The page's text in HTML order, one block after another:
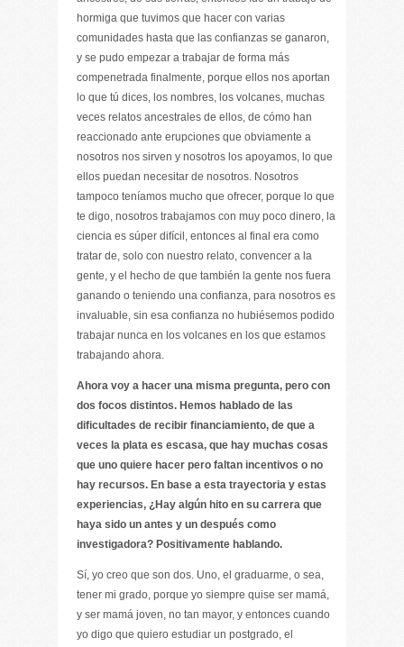
hormiga que tuvimos que hacer con varias
comunidades hasta que las confianzas se ganaron,
y se pudo empezar a trabajar de forma más
compenetrada finalmente, porque ellos nos aportan
lo que tú dices, los nombres, los volcanes, muchas
veces relatos ancestrales de ellos, de cómo han
reaccionado ante erupciones que obviamente a
nosotros nos sirven y nosotros los apoyamos, lo que
ellos puedan necesitar de nosotros. Nosotros
tampoco teníamos mucho que ofrecer, porque lo que
te digo, nosotros trabajamos con muy poco dinero, la
ciencia es súper difícil, entonces al final era como
tratar de, solo con nuestro relato, convencer a la
gente, y el hecho de que también la gente nos fuera
ganando o teniendo una confianza, para nosotros es
invaluable, sin esa confianza no hubiésemos podido
trabajar nunca en los volcanes en los que estamos
trabajando ahora.
Ahora voy a hacer una misma pregunta, pero con
dos focos distintos. Hemos hablado de las
dificultades de recibir financiamiento, de que a
veces la plata es escasa, que hay muchas cosas
que uno quiere hacer pero faltan incentivos o no
hay recursos. En base a esta trayectoria y estas
experiencias, ¿Hay algún hito en su carrera que
haya sido un antes y un después como
investigadora? Positivamente hablando.
Sí, yo creo que son dos. Uno, el graduarme, o sea,
tener mi grado, porque yo siempre quise ser mamá,
y ser mamá joven, no tan mayor, y entonces cuando
yo digo que quiero estudiar un postgrado, el